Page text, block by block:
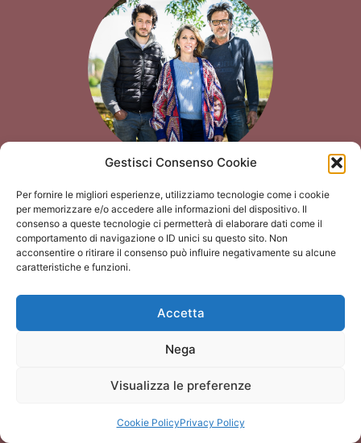
Gestisci Consenso Cookie
Per fornire le migliori esperienze, utilizziamo tecnologie come i cookie
per memorizzare e/o accedere alle informazioni del dispositivo. Il
consenso a queste tecnologie ci permetterà di elaborare dati come il
comportamento di navigazione o ID unici su questo sito. Non
acconsentire o ritirare il consenso può influire negativamente su alcune
caratteristiche e funzioni.
Accetta
Nega
Visualizza le preferenze
Cookie PolicyPrivacy Policy
COFFINET-DUVERNAY
Chassagne-MontrachetScopri